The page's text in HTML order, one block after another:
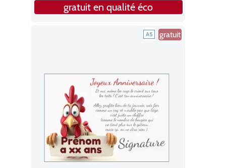
gratuit en qualité éco
gratuit